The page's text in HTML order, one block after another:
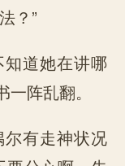
？”
道她在讲哪
阵乱翻。
有走神状况